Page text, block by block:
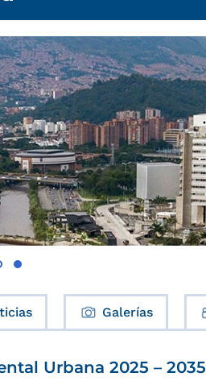
Galerías
Urbana 2025 – 2035